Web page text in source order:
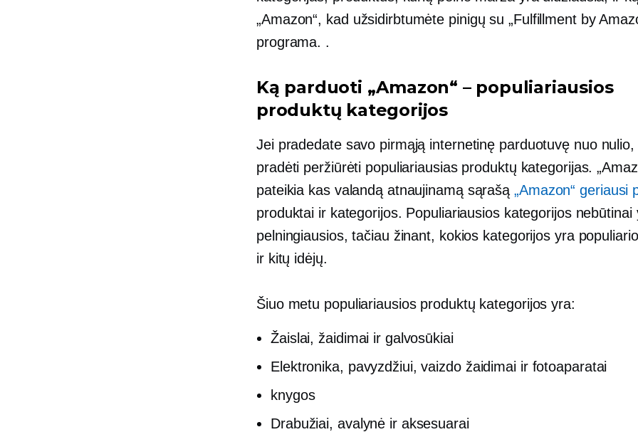
„Amazon“, kad užsidirbtumėte pinigų su „Fulfillment by
programa. .
Ką parduoti „Amazon“ – populiariausios
produktų kategorijos
Jei pradedate savo pirmąją internetinę parduotuvę nuo
pradėti peržiūrėti populiariausias produktų kategorijas.
pateikia kas valandą atnaujinamą sąrašą „Amazon“ geriausi
produktai ir kategorijos. Populiariausios kategorijos nebūtinai
pelningiausios, tačiau žinant, kokios kategorijos yra
ir kitų idėjų.
Šiuo metu populiariausios produktų kategorijos yra:
Žaislai, žaidimai ir galvosūkiai
Elektronika, pavyzdžiui, vaizdo žaidimai ir fotoaparatai
knygos
Drabužiai, avalynė ir aksesuarai